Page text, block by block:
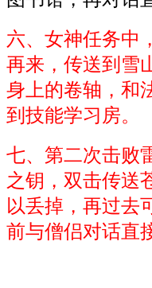
六、女神任务中
再来，传送到雪
身上的卷轴，和
到技能学习房。
七、第二次击败
之钥，双击传送
以丢掉，再过去
前与僧侣对话直